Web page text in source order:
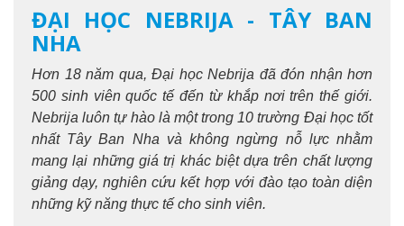
ĐẠI HỌC NEBRIJA - TÂY BAN
NHA
Hơn 18 năm qua, Đại học Nebrija đã đón nhận hơn
500 sinh viên quốc tế đến từ khắp nơi trên thế giới.
Nebrija luôn tự hào là một trong 10 trường Đại học tốt
nhất Tây Ban Nha và không ngừng nỗ lực nhằm
mang lại những giá trị khác biệt dựa trên chất lượng
giảng dạy, nghiên cứu kết hợp với đào tạo toàn diện
những kỹ năng thực tế cho sinh viên.